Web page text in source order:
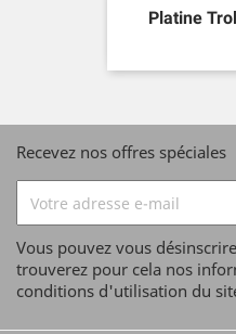
Platine
Recevez nos offres spéciales
Vous pouvez vous
trouverez pour cela nos
conditions d'utilisation du